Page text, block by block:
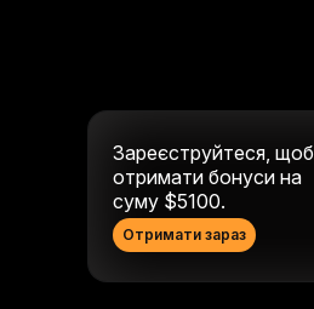
Зареєструйтеся, щоб
отримати бонуси на
суму $5100.
Отримати зараз